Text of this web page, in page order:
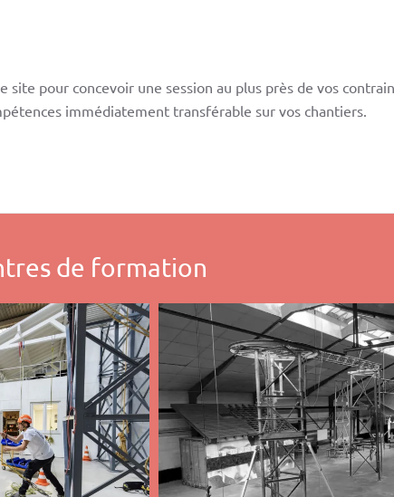
site pour concevoir une session au plus près de vos
immédiatement transférable sur vos chantiers.
de formation